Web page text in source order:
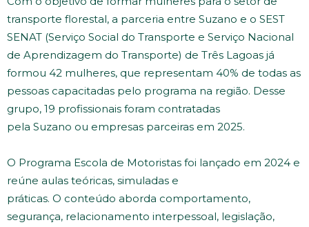
transporte florestal, a parceria entre Suzano e o SEST
SENAT (Serviço Social do Transporte e Serviço Nacional
de Aprendizagem do Transporte) de Três Lagoas já
formou 42 mulheres, que representam 40% de todas as
pessoas capacitadas pelo programa na região. Desse
grupo, 19 profissionais foram contratadas
pela Suzano ou empresas parceiras em 2025.
O Programa Escola de Motoristas foi lançado em 2024 e
reúne aulas teóricas, simuladas e
práticas. O conteúdo aborda comportamento,
segurança, relacionamento interpessoal, legislação,